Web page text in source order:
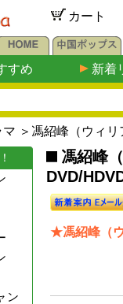
カート
すめ 新着
マ ＞馮紹峰（ウィ
ン
馮紹峰
DVD/
★馮紹峰（